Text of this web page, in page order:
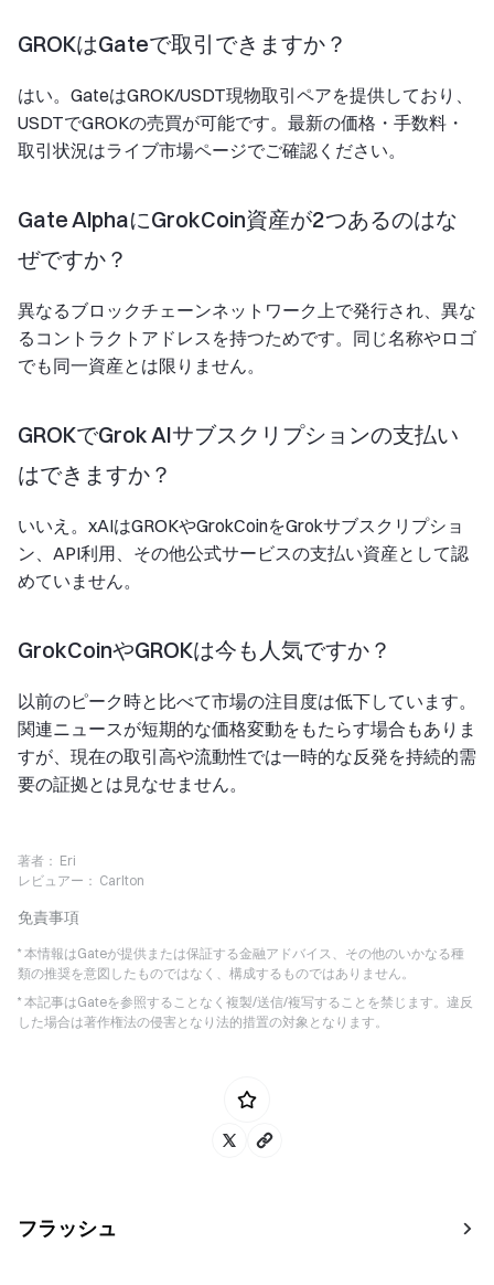
GROKはGateで取引できますか？
はい。GateはGROK/USDT現物取引ペアを提供しており、
USDTでGROKの売買が可能です。最新の価格・手数料・
取引状況はライブ市場ページでご確認ください。
Gate AlphaにGrokCoin資産が2つあるのはな
ぜですか？
異なるブロックチェーンネットワーク上で発行され、異な
るコントラクトアドレスを持つためです。同じ名称やロゴ
でも同一資産とは限りません。
GROKでGrok AIサブスクリプションの支払い
はできますか？
いいえ。xAIはGROKやGrokCoinをGrokサブスクリプショ
ン、API利用、その他公式サービスの支払い資産として認
めていません。
GrokCoinやGROKは今も人気ですか？
以前のピーク時と比べて市場の注目度は低下しています。
関連ニュースが短期的な価格変動をもたらす場合もありま
すが、現在の取引高や流動性では一時的な反発を持続的需
要の証拠とは見なせません。
著者： Eri
レビュアー： Carlton
免責事項
* 本情報はGateが提供または保証する金融アドバイス、その他のいかなる種
類の推奨を意図したものではなく、構成するものではありません。
* 本記事はGateを参照することなく複製/送信/複写することを禁じます。違反
した場合は著作権法の侵害となり法的措置の対象となります。
フラッシュ